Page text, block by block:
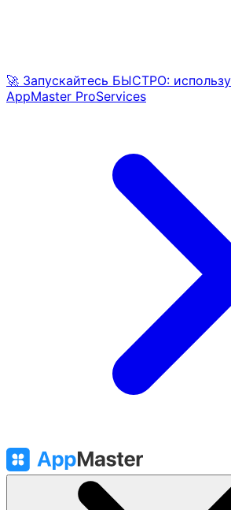
🚀 Запускайтесь БЫСТРО:
AppMaster ProServices